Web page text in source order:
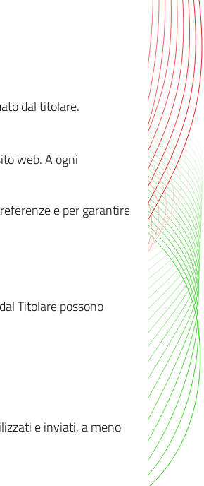
dal titolare.
web. A ogni
e per garantire
Titolare possono
e inviati, a meno